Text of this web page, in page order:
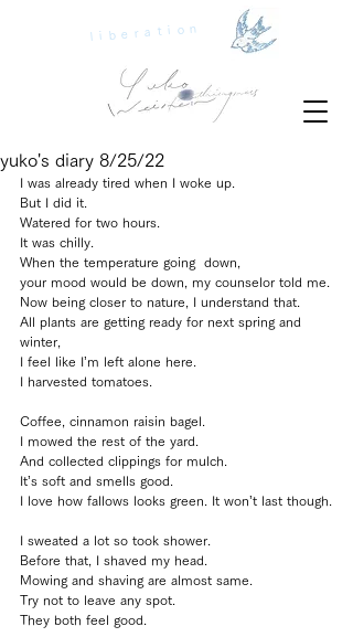
liberation
yuko's diary 8/25/22
I was already tired when I woke up.
But I did it.
Watered for two hours.
It was chilly.
When the temperature going  down,
your mood would be down, my counselor told me.
Now being closer to nature, I understand that.
All plants are getting ready for next spring and
winter,
I feel like I’m left alone here.
I harvested tomatoes.
Coffee, cinnamon raisin bagel.
I mowed the rest of the yard.
And collected clippings for mulch.
It’s soft and smells good.
I love how fallows looks green. It won’t last though.
I sweated a lot so took shower.
Before that, I shaved my head.
Mowing and shaving are almost same.
Try not to leave any spot.
They both feel good.